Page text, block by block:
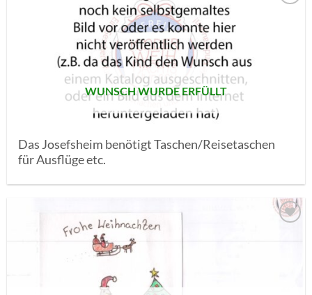
WUNSCH WURDE ERFÜLLT
Das Josefsheim benötigt Taschen/Reisetaschen
für Ausflüge etc.